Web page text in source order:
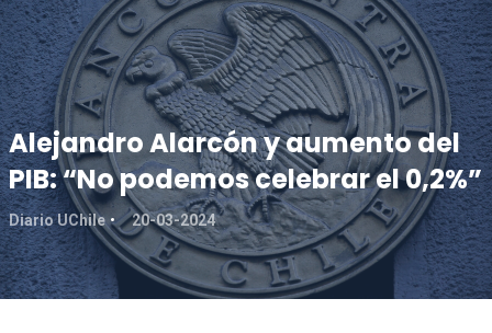
Alejandro Alarcón y aumento del
PIB: “No podemos celebrar el 0,2%”
Diario UChile 20-03-2024